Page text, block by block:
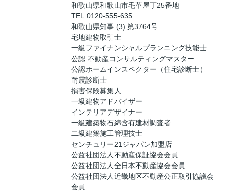
和歌山県和歌山市毛革屋丁25番地
TEL:0120-555-635
和歌山県知事 (3) 第3764号
宅地建物取引士
一級ファイナンシャルプランニング技能士
公認 不動産コンサルティングマスター
公認ホームインスペクター（住宅診断士）
耐震診断士
損害保険募集人
一級建物アドバイザー
インテリアデザイナー
一級建築物石綿含有建材調査者
二級建築施工管理技士
センチュリー21ジャパン加盟店
公益社団法人不動産保証協会会員
公益社団法人全日本不動産協会会員
公益社団法人近畿地区不動産公正取引協議会
会員